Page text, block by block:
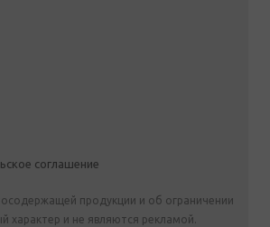
соглашение
продукции и об ограничении
и не являются рекламой.